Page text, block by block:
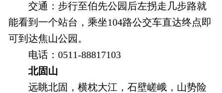
交通：步行至伯先公园后左拐走几步路就
能看到一个站台，乘坐104路公交车直达终点即
可到达焦山公园。
电话：0511-88817103
北固山
远眺北固，横枕大江，石壁嵯峨，山势险